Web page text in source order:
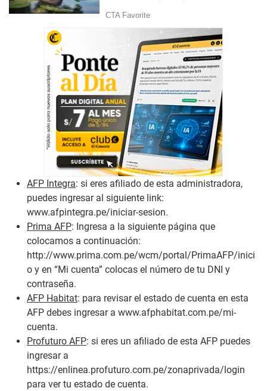
AFP Integra: si eres afiliado de esta administradora,
puedes ingresar al siguiente link:
www.afpintegra.pe/iniciar-sesion.
Prima AFP: Ingresa a la siguiente página que
colocamos a continuación:
http://www.prima.com.pe/wcm/portal/PrimaAFP/inici
o y en “Mi cuenta” colocas el número de tu DNI y
contraseña.
AFP Habitat: para revisar el estado de cuenta en esta
AFP debes ingresar a www.afphabitat.com.pe/mi-
cuenta.
Profuturo AFP: si eres un afiliado de esta AFP puedes
ingresar a
https://enlinea.profuturo.com.pe/zonaprivada/login
para ver tu estado de cuenta.